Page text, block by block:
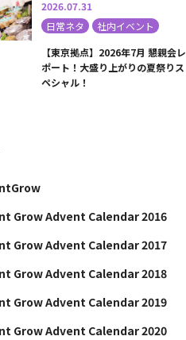
2026.07.31
日常ネタ
社内イベント
【東京拠点】2026年7月 懇親会レ
ポート！大盛り上がりの夏祭りス
ペシャル！
Grow Advent Calendar 2016
Grow Advent Calendar 2017
Grow Advent Calendar 2018
Grow Advent Calendar 2019
Grow Advent Calendar 2020